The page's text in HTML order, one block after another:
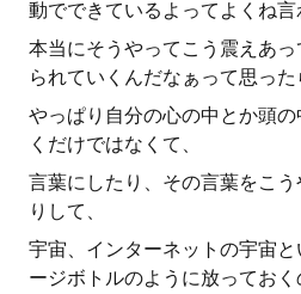
動でできているよってよくね言
本当にそうやってこう震えあ
られていくんだなぁって思った
やっぱり自分の心の中とか頭
くだけではなくて、
言葉にしたり、その言葉をこ
りして、
宇宙、インターネットの宇宙
ージボトルのように放ってお